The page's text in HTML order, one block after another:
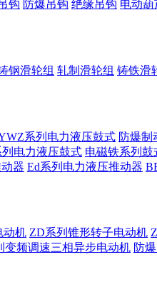
钩 防爆吊钩 绝缘吊钩 电动
钢滑轮组 轧制滑轮组 铸铁滑
系列电力液压鼓式 防爆制
电力液压鼓式 电磁铁系列鼓
器 Ed系列电力液压推动器
动机 ZD系列锥形转子电动机
变频调速三相异步电动机 防